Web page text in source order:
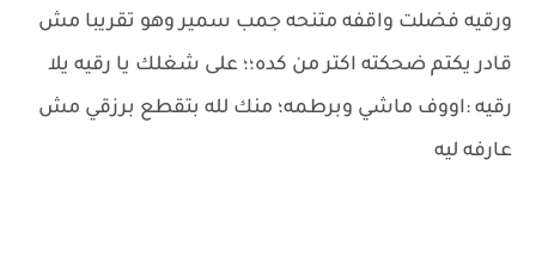
ورقيه فضلت واقفه متنحه جمب سمير وهو تقريبا مش
قادر يكتم ضحكته اكتر من كده؛؛ على شغلك يا رقيه يلا
رقيه :اووف ماشي وبرطمه؛ منك لله بتقطع برزقي مش
عارفه ليه